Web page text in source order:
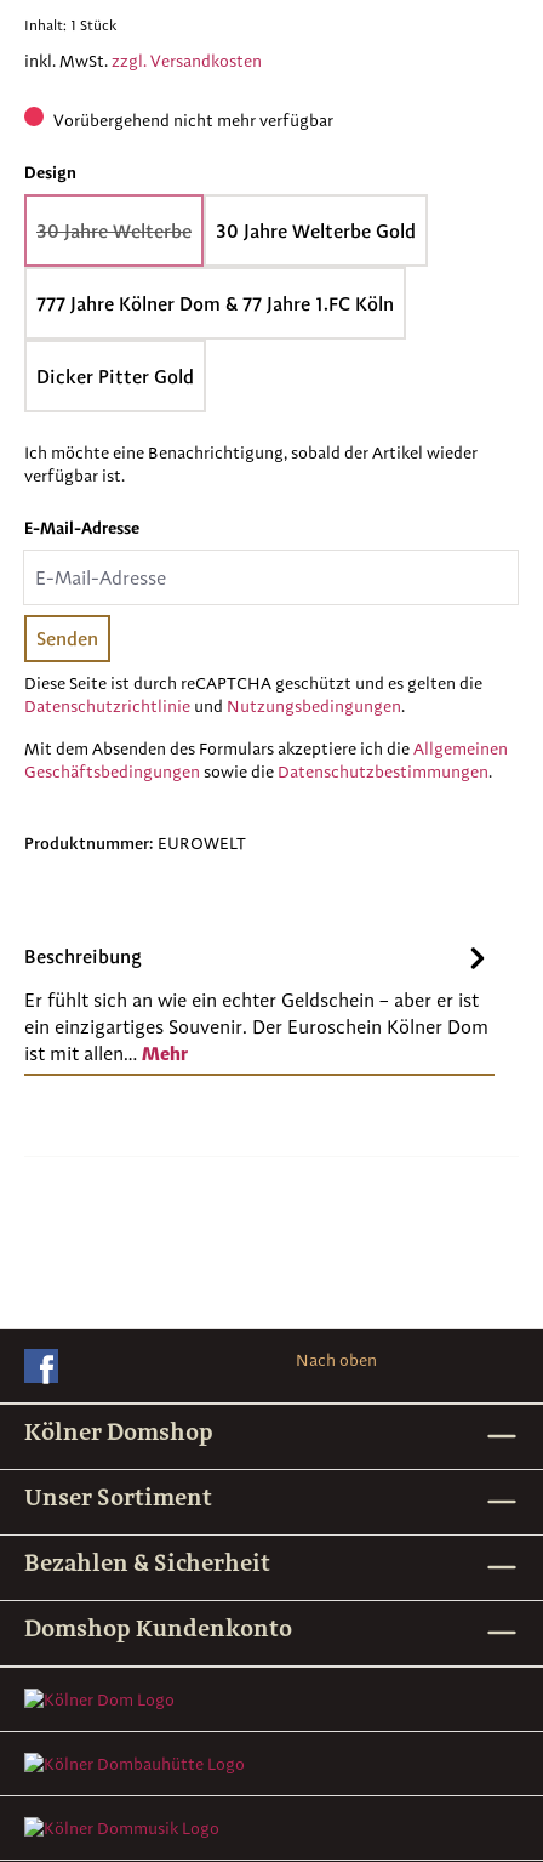
Inhalt: 1 Stück
inkl. MwSt.zzgl. Versandkosten
Vorübergehend nicht mehr verfügbar
Design
30 Jahre Welterbe
(Diese Option ist zurzeit nicht verfügbar.)
30 Jahre Welterbe Gold
777 Jahre Kölner Dom & 77 Jahre 1.FC Köln
Dicker Pitter Gold
Ich möchte eine Benachrichtigung, sobald der Artikel wieder
verfügbar ist.
E-Mail-Adresse
Senden
Diese Seite ist durch reCAPTCHA geschützt und es gelten die
Datenschutzrichtlinie und Nutzungsbedingungen.
Mit dem Absenden des Formulars akzeptiere ich dieAllgemeinen
Geschäftsbedingungen sowie die Datenschutzbestimmungen.
Produktnummer: EUROWELT
Beschreibung
Er fühlt sich an wie ein echter Geldschein – aber er ist
ein einzigartiges Souvenir. Der Euroschein Kölner Dom
ist mit allen… Mehr
Nach oben
Kölner Domshop
Unser Sortiment
Bezahlen & Sicherheit
Domshop Kundenkonto